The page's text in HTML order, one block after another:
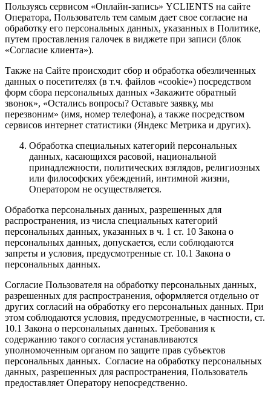
Пользуясь сервисом «Онлайн-запись» YCLIENTS на сайте
Оператора, Пользователь тем самым дает свое согласие на
обработку его персональных данных, указанных в Политике,
путем проставления галочек в виджете при записи (блок
«Согласие клиента»).
Также на Сайте происходит сбор и обработка обезличенных
данных о посетителях (в т.ч. файлов «cookie») посредством
форм сбора персональных данных «Закажите обратный
звонок», «Остались вопросы? Оставьте заявку, мы
перезвоним» (имя, номер телефона), а также посредством
сервисов интернет статистики (Яндекс Метрика и других).
Обработка специальных категорий персональных
данных, касающихся расовой, национальной
принадлежности, политических взглядов, религиозных
или философских убеждений, интимной жизни,
Оператором не осуществляется.
Обработка персональных данных, разрешенных для
распространения, из числа специальных категорий
персональных данных, указанных в ч. 1 ст. 10 Закона о
персональных данных, допускается, если соблюдаются
запреты и условия, предусмотренные ст. 10.1 Закона о
персональных данных.
Согласие Пользователя на обработку персональных данных,
разрешенных для распространения, оформляется отдельно от
других согласий на обработку его персональных данных. При
этом соблюдаются условия, предусмотренные, в частности, ст.
10.1 Закона о персональных данных. Требования к
содержанию такого согласия устанавливаются
уполномоченным органом по защите прав субъектов
персональных данных. Согласие на обработку персональных
данных, разрешенных для распространения, Пользователь
предоставляет Оператору непосредственно.